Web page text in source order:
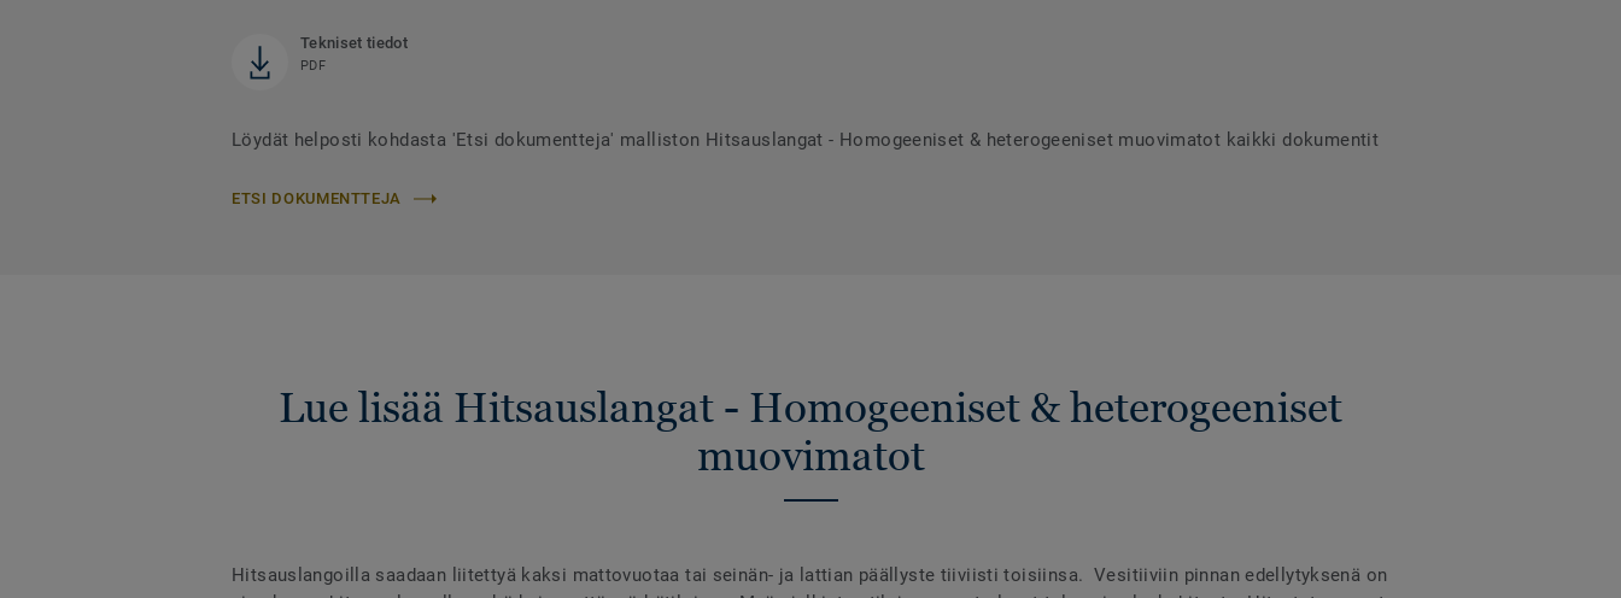
Tekniset tiedot
PDF
Löydät helposti kohdasta 'Etsi dokumentteja' malliston Hitsauslangat - Homogeeniset & heterogeeniset muovimatot kaikki dokumentit
ETSI DOKUMENTTEJA
Lue lisää Hitsauslangat - Homogeeniset & heterogeeniset
muovimatot
Hitsauslangoilla saadaan liitettyä kaksi mattovuotaa tai seinän- ja lattian päällyste tiiviisti toisiinsa. Vesitiiviin pinnan edellytyksenä on